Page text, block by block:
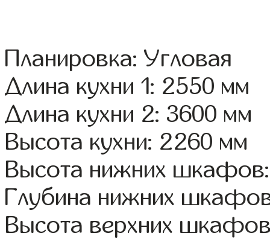
Планировка: Угловая
Длина кухни 1: 2550 мм
Длина кухни 2: 3600 мм
Высота кухни: 2260 мм
Высота нижних
Глубина нижних
Высота верхних